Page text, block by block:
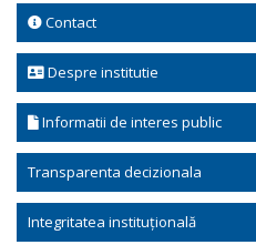
Contact
Despre institutie
Informatii de interes public
Transparenta decizionala
Integritatea instituțională